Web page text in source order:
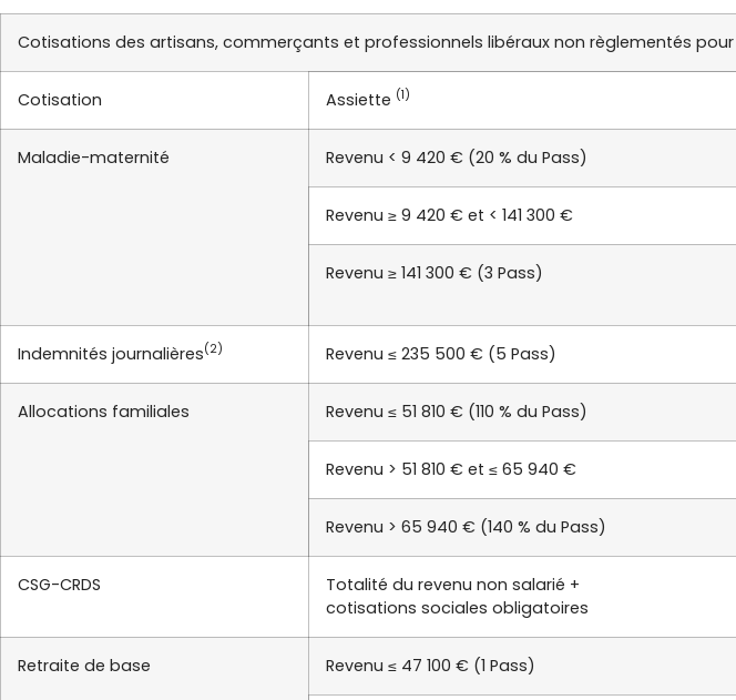
Cotisations des artisans, commerçants et professionnels libéraux non règlementés pour
Cotisation Assiette (1)
Maladie-maternité Revenu < 9 420 € (20 % du Pass)
Revenu ≥ 9 420 € et < 141 300 €
Revenu ≥ 141 300 € (3 Pass)
Indemnités journalières(2) Revenu ≤ 235 500 € (5 Pass)
Allocations familiales Revenu ≤ 51 810 € (110 % du Pass)
Revenu > 51 810 € et ≤ 65 940 €
Revenu > 65 940 € (140 % du Pass)
CSG-CRDS
Totalité du revenu non salarié +
cotisations sociales obligatoires
Retraite de base Revenu ≤ 47 100 € (1 Pass)